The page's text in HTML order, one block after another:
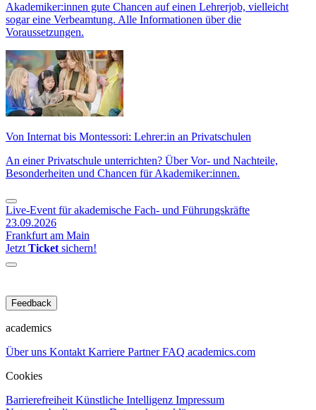
Akademiker:innen gute Chancen auf einen Lehrerjob, vielleicht
sogar eine Verbeamtung. Alle Informationen über die
Voraussetzungen.
Von Internat bis Montessori: Lehrer:in an Privatschulen
An einer Privatschule unterrichten? Über Vor- und Nachteile,
Besonderheiten und Chancen für Akademiker:innen.
Live-Event für akademische Fach- und Führungskräfte
23.09.2026
Frankfurt am Main
Jetzt Ticket sichern!
Feedback
academics
Über uns Kontakt Karriere PartnerFAQ academics.com
Cookies
Barrierefreiheit Künstliche Intelligenz Impressum